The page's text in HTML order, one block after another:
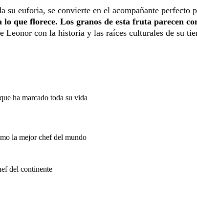
su euforia, se convierte en el acompañante perfecto
que florece. Los granos de esta fruta parecen
Leonor con la historia y las raíces culturales de su
ha marcado toda su vida
la mejor chef del mundo
del continente